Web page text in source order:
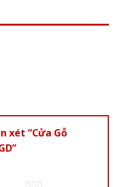
xét “Cửa Gỗ